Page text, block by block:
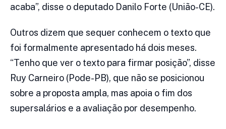
acaba”, disse o deputado Danilo Forte (União-CE).
Outros dizem que sequer conhecem o texto que
foi formalmente apresentado há dois meses.
“Tenho que ver o texto para firmar posição”, disse
Ruy Carneiro (Pode-PB), que não se posicionou
sobre a proposta ampla, mas apoia o fim dos
supersalários e a avaliação por desempenho.